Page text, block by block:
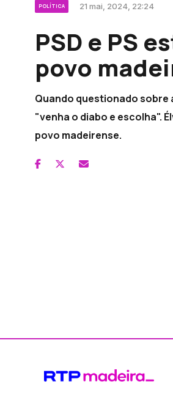
POLÍTICA 21 mai, 2024, 22:24
PSD e PS
povo
Quando questionado sobre
"venha o diabo e escolha".
povo madeirense.